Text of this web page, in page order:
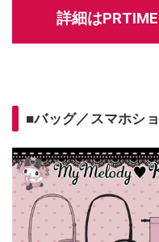
詳細は
■バッグ／スマホシ